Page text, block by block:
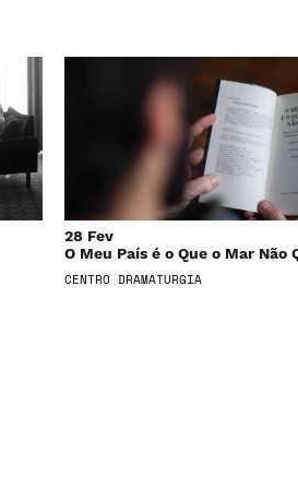
28 Fev
O Meu País é o Que o Mar Não
CENTRO DRAMATURGIA